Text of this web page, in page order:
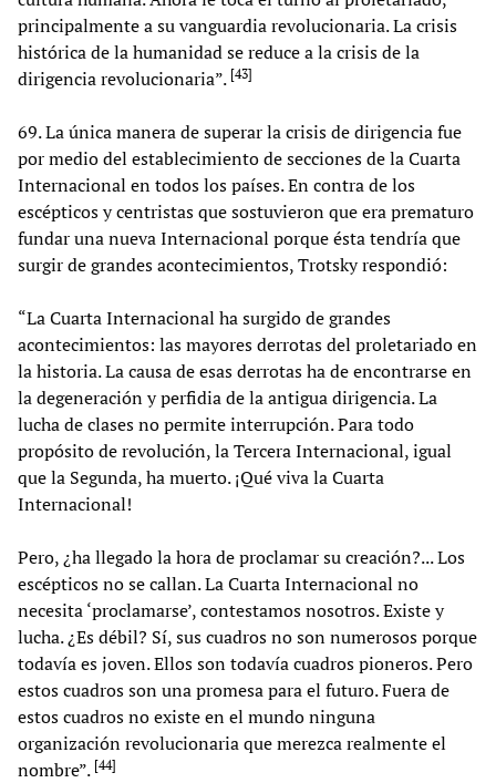
principalmente a su vanguardia revolucionaria. La crisis
histórica de la humanidad se reduce a la crisis de la
dirigencia revolucionaria”. [43]
69. La única manera de superar la crisis de dirigencia fue
por medio del establecimiento de secciones de la Cuarta
Internacional en todos los países. En contra de los
escépticos y centristas que sostuvieron que era prematuro
fundar una nueva Internacional porque ésta tendría que
surgir de grandes acontecimientos, Trotsky respondió:
“La Cuarta Internacional ha surgido de grandes
acontecimientos: las mayores derrotas del proletariado en
la historia. La causa de esas derrotas ha de encontrarse en
la degeneración y perfidia de la antigua dirigencia. La
lucha de clases no permite interrupción. Para todo
propósito de revolución, la Tercera Internacional, igual
que la Segunda, ha muerto. ¡Qué viva la Cuarta
Internacional!
Pero, ¿ha llegado la hora de proclamar su creación?... Los
escépticos no se callan. La Cuarta Internacional no
necesita ‘proclamarse’, contestamos nosotros. Existe y
lucha. ¿Es débil? Sí, sus cuadros no son numerosos porque
todavía es joven. Ellos son todavía cuadros pioneros. Pero
estos cuadros son una promesa para el futuro. Fuera de
estos cuadros no existe en el mundo ninguna
organización revolucionaria que merezca realmente el
nombre”. [44]